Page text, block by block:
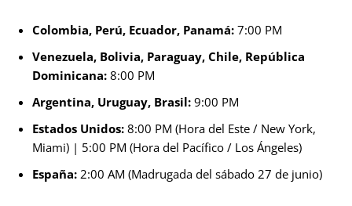
Colombia, Perú, Ecuador, Panamá: 7:00 PM
Venezuela, Bolivia, Paraguay, Chile, República
Dominicana: 8:00 PM
Argentina, Uruguay, Brasil: 9:00 PM
Estados Unidos: 8:00 PM (Hora del Este / New York,
Miami) | 5:00 PM (Hora del Pacífico / Los Ángeles)
España: 2:00 AM (Madrugada del sábado 27 de junio)